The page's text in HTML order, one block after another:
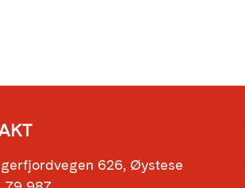
626, Øystese